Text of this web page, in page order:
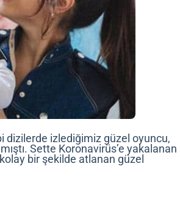
dizilerde izlediğimiz güzel oyuncu,
Sette Koronavirüs’e yakalanan
bir şekilde atlanan güzel